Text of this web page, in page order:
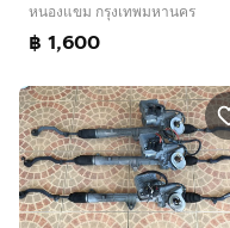
หนองแขม กรุงเทพมหานคร
฿ 1,600